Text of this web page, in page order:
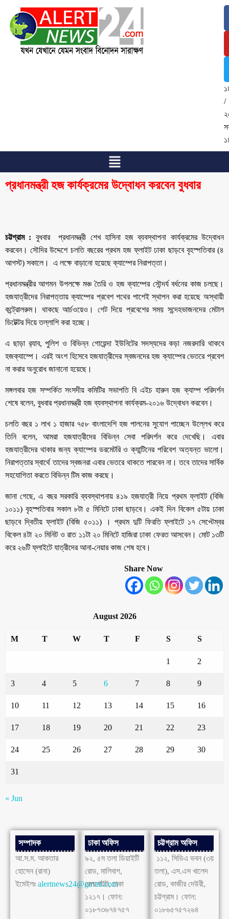
/
প্রধানমন্ত্রী হজ কার্যক্রমের উদ্বোধন করবেন বুধবার
চট্টগ্রাম : বুধবার প্রধানমন্ত্রী শেখ হাসিনা হজ ব্যবস্থাপনা কার্যক্রমের উদ্বোধন
করবেন। সৌদির উদ্দেশে চলতি বছরের প্রথম হজ ফ্লাইট ঢাকা ছাড়বে বৃহস্পতিবার (৪
আগস্ট) সকালে। এ লক্ষে বাড়ানো হয়েছে ক্যাম্পের নিরাপত্তা।
প্রধানমন্ত্রীর আগমন উপলক্ষে মঞ্চ তৈরি ও হজ ক্যাম্পের সৌন্দর্য বর্ধনের কাজ চলছে।
হজযাত্রীদের নিরাপত্তায় ক্যাম্পের প্রবেশ পথের পাশেই স্থাপন করা হয়েছে অস্থায়ী
কন্ট্রোলরুম। থাকছে আর্চওয়েও। গেট দিয়ে প্রবেশের সময় সন্দেহভাজনদের মেটাল
ডিটেক্টর দিয়ে তল্লাশি করা হচ্ছে।
এ ছাড়া র‌্যাব, পুলিশ ও বিভিন্ন গোয়েন্দা ইউনিটের সদস্যদের কড়া নজরদারি থাকবে
হজক্যাম্পে। এরই অংশ হিসেবে হজযাত্রীদের স্বজনদের হজ ক্যাম্পের ভেতরে প্রবেশ
না করার অনুরোধ জানানো হয়েছে।
মঙ্গলবার হজ সম্পর্কিত সংসদীয় কমিটির সভাপতি বি এইচ হারুন হজ ক্যাম্প পরিদর্শন
শেষে বলেন, বুধবার প্রধানমন্ত্রী হজ ব্যবস্থাপনা কার্যক্রম-২০১৬ উদ্বোধন করবেন।
চলতি বছর ১ লাখ ১ হাজার ৭৫৮ বাংলাদেশি হজ পালনের সুযোগ পাচ্ছেন উল্লেখ করে
তিনি বলেন, আমরা হজযাত্রীদের বিভিন্ন সেবা পরিদর্শন করে দেখেছি। এবার
হজযাত্রীদের থাকার জন্য ক্যাম্পের ডরমেটরি ও ক্যান্টিনের পরিবেশ অত্যন্ত ভালো।
নিরাপত্তার স্বার্থে তাদের স্বজনরা এবার ভেতরে থাকতে পারবেন না। তবে তাদের সার্বিক
সহযোগিতা করতে বিভিন্ন টিম কাজ করছে।
জানা গেছে, এ বছর সরকারি ব্যবস্থাপনায় ৪১৯ হজযাত্রী নিয়ে প্রথম ফ্লাইট (বিজি
১০১১) বৃহস্পতিবার সকাল ৮টা ৫ মিনিটে ঢাকা ছাড়বে। একই দিন বিকেল ৫টায় ঢাকা
ছাড়বে দ্বিতীয় ফ্লাইট (বিজি ৫০১১) । প্রথম দুটি ফিরতি ফ্লাইটে ১৭ সেপ্টেম্বর
বিকেল ৪টা ২০ মিনিট ও রাত ১১টা ২০ মিনিটে হাজিরা ঢাকা ফেরত আসবেন। মোট ১৩টি
করে ২৬টি ফ্লাইটে যাত্রীদের আনা-নেয়ার কাজ শেষ হবে।
Share Now
August 2026
M T W T F S S
1 2
3 4 5 6 7 8 9
10 11 12 13 14 15 16
17 18 19 20 21 22 23
24 25 26 27 28 29 30
31
« Jun
সম্পাদক
আ.স.ম. আকতার
হোসেন (রানা)
ইমেইলঃ alertnews24@gmail.com
ঢাকা অফিস
৯২, ৫ম তলা ডিয়াইটি
রোড, মালিবাগ,
রেলগেইট, ঢাকা
১২১৭। ফোন:
০১৮৭৩৬৭৪৭৫৭
চট্টগ্রাম অফিস
১১২, সিডিএ ভবন (৩য়
তলা), এস.এস খালেদ
রোড, কাজীর দেউরী,
চট্টগ্রাম। ফোন:
০১৮৬৫৭৫৭২৬৪